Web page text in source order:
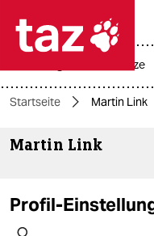
 taz
themen
hitze
Startseite Martin Link
Martin Link
Profil-